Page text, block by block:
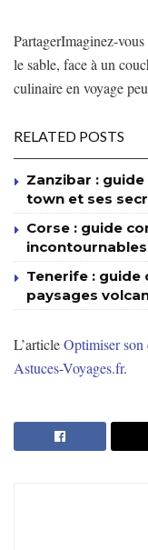
PartagerImaginez-
le sable, face à un
culinaire en voyage
RELATED POSTS
Zanzibar :
town et ses
Corse : guide
Tenerife :
paysages
L’articleOptimiser son
Astuces-Voyages.fr.